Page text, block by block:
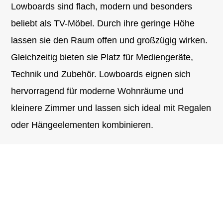
Lowboards sind flach, modern und besonders
beliebt als TV-Möbel. Durch ihre geringe Höhe
lassen sie den Raum offen und großzügig wirken.
Gleichzeitig bieten sie Platz für Mediengeräte,
Technik und Zubehör. Lowboards eignen sich
hervorragend für moderne Wohnräume und
kleinere Zimmer und lassen sich ideal mit Regalen
oder Hängeelementen kombinieren.